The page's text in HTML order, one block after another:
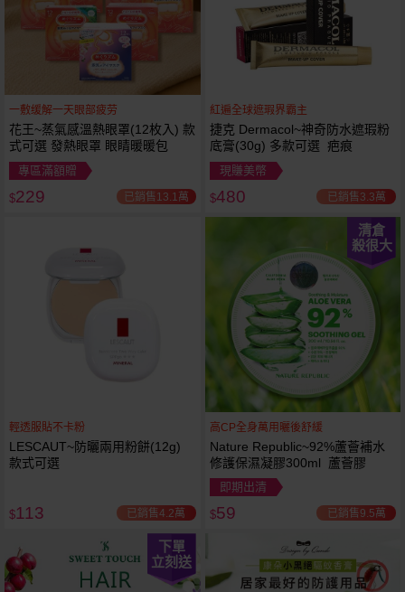
一敷缓解一天眼部疲劳
花王~蒸氣感溫熱眼罩(12枚入) 款
式可選 發熱眼罩 眼睛暖暖包
專區滿額贈
$229 已銷售13.1萬
紅遍全球遮瑕界霸主
捷克 Dermacol~神奇防水遮瑕粉
底膏(30g) 多款可選 疤痕
現賺美幣
$480 已銷售3.3萬
輕透服貼不卡粉
LESCAUT~防曬兩用粉餅(12g)
款式可選
$113 已銷售4.2萬
清倉
殺很大
高CP全身萬用曬後舒緩
Nature Republic~92%蘆薈補水
修護保濕凝膠300ml 蘆薈膠
即期出清
$59 已銷售9.5萬
下單
立刻送